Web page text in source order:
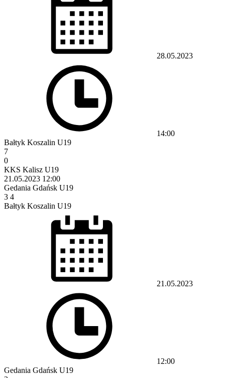
28.05.2023
14:00
Bałtyk Koszalin U19
7
0
KKS Kalisz U19
21.05.2023 12:00
Gedania Gdańsk U19
3 4
Bałtyk Koszalin U19
21.05.2023
12:00
Gedania Gdańsk U19